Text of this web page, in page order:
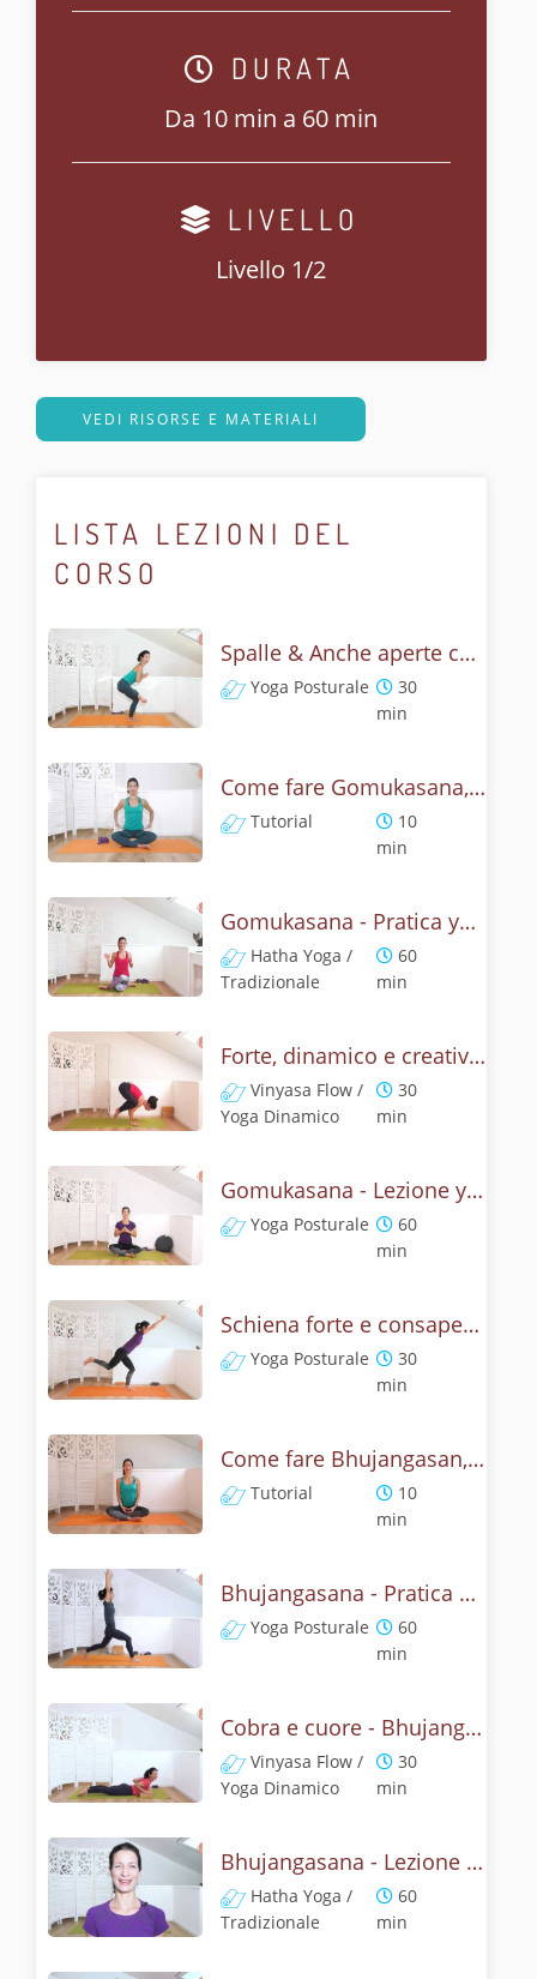
DURATA
Da 10 min a 60 min
LIVELLO
Livello 1/2
VEDI RISORSE E MATERIALI
LISTA LEZIONI DEL
CORSO
Spalle & Anche aperte con Gomukasana - Flow lento e posturale
Yoga Posturale
30
min
Come fare Gomukasana, la posizione del muso della vacca? Tutorial
Tutorial
10
min
Gomukasana - Pratica yoga con l'anatomia del muso della vacca
Hatha Yoga /
Tradizionale
60
min
Forte, dinamico e creativo - Gomukasana vinyasa yoga
Vinyasa Flow /
Yoga Dinamico
30
min
Gomukasana - Lezione yoga con la storia del muso della vacca
Yoga Posturale
60
min
Schiena forte e consapevole con Bhujangasana, la posizione del cobra
Yoga Posturale
30
min
Come fare Bhujangasan, la posizione del cobra? Tutorial
Tutorial
10
min
Bhujangasana - Pratica yoga con l'anatomia del cobra
Yoga Posturale
60
min
Cobra e cuore - Bhujangasana flow
Vinyasa Flow /
Yoga Dinamico
30
min
Bhujangasana - Lezione yoga con la storia del cobra
Hatha Yoga /
Tradizionale
60
min